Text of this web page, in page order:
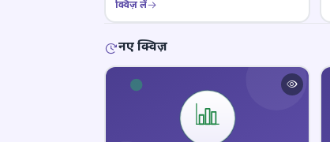
क्विज़ लें
नए क्विज़